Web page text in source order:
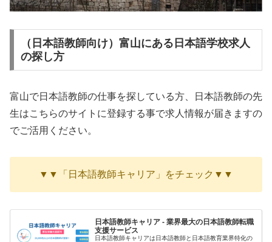
（日本語教師向け）富山にある日本語学校求人
の探し方
富山で日本語教師の仕事を探している方、日本語教師の先
生はこちらのサイトに登録する事で求人情報が届きますの
でご活用ください。
▼▼「日本語教師キャリア」をチェック▼▼
日本語教師キャリア - 業界最大の日本語教師転職
支援サービス
日本語教師キャリアは日本語教師と日本語教育業界特化の